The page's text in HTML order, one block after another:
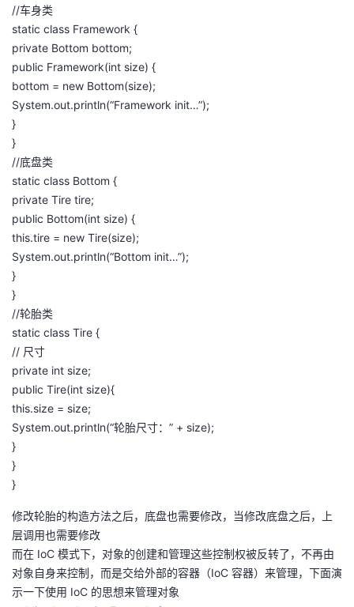
//车身类
static class Framework {
private Bottom bottom;
public Framework(int size) {
bottom = new Bottom(size);
System.out.println(“Framework init…”);
}
}
//底盘类
static class Bottom {
private Tire tire;
public Bottom(int size) {
this.tire = new Tire(size);
System.out.println(“Bottom init…”);
}
}
//轮胎类
static class Tire {
// 尺⼨
private int size;
public Tire(int size){
this.size = size;
System.out.println(“轮胎尺⼨：” + size);
}
}
}
修改轮胎的构造方法之后，底盘也需要修改，当修改底盘之后，上
层调用也需要修改
而在 IoC 模式下，对象的创建和管理这些控制权被反转了，不再由
对象自身来控制，而是交给外部的容器（IoC 容器）来管理，下面演
示一下使用 IoC 的思想来管理对象